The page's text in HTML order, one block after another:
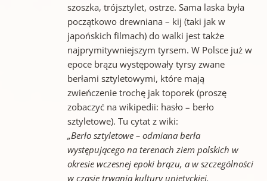
szoszka, trójsztylet, ostrze. Sama laska była
początkowo drewniana – kij (taki jak w
japońskich filmach) do walki jest także
najprymitywniejszym tyrsem. W Polsce już w
epoce brązu występowały tyrsy zwane
berłami sztyletowymi, które mają
zwieńczenie trochę jak toporek (proszę
zobaczyć na wikipedii: hasło – berło
sztyletowe). Tu cytat z wiki:
„Berło sztyletowe – odmiana berła
występującego na terenach ziem polskich w
okresie wczesnej epoki brązu, a w szczególności
w czasie trwania kultury unietyckiej.